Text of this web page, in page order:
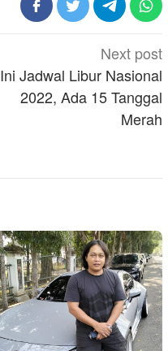
Next post
Ini Jadwal Libur Nasional
2022, Ada 15 Tanggal
Merah